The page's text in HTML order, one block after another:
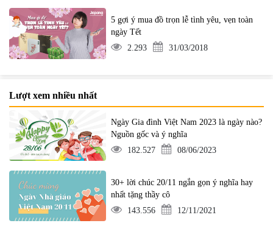
5 gợi ý mua đồ trọn lễ tình yêu, vẹn toàn
ngày Tết
2.293
31/03/2018
Lượt xem nhiều nhất
Ngày Gia đình Việt Nam 2023 là ngày nào?
Nguồn gốc và ý nghĩa
182.527
08/06/2023
30+ lời chúc 20/11 ngắn gọn ý nghĩa hay
nhất tặng thầy cô
143.556
12/11/2021